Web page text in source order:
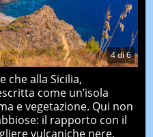
4di6
che alla Sicilia,
come un’isola
e vegetazione. Qui non
il rapporto con il
vulcaniche nere,